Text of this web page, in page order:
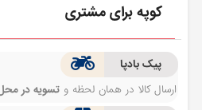
کوپه برای مشتری
پیک بادپا
ارسال کالا در همان لحظه وتسویه در